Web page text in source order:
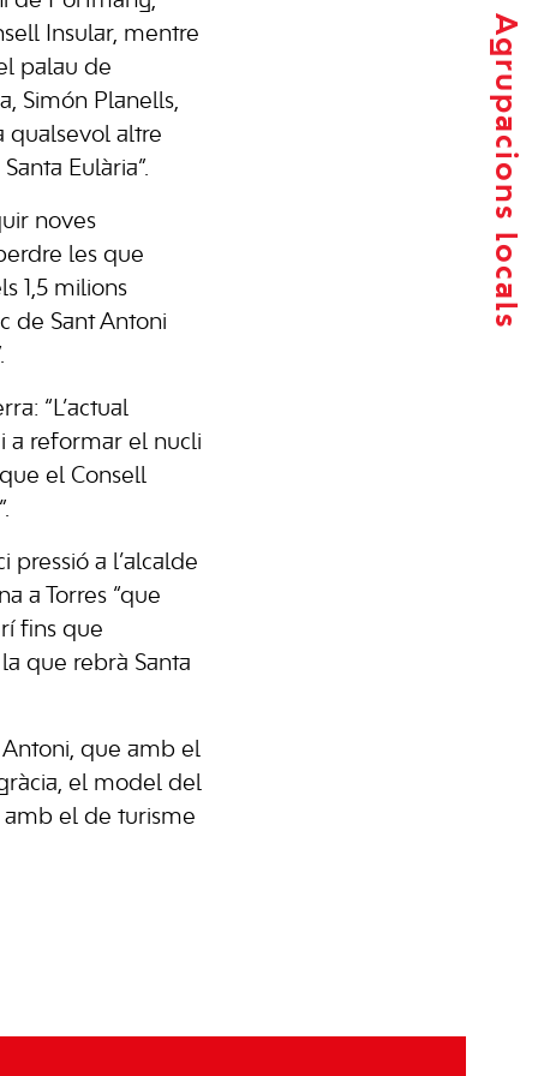
Agrupacions locals
Insular, mentre
palau de
Simón Planells,
qualsevol altre
Eulària”.
noves
les que
1,5 milions
de Sant Antoni
“L’actual
a reformar el nucli
el Consell
pressió a l’alcalde
a Torres “que
fins que
que rebrà Santa
que amb el
el model del
amb el de turisme